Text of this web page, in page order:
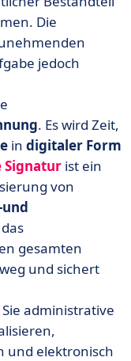
ist das
werden?
der
Alles zur
Verwalten und
ins Digitale
Die
jedoch
. Es wird Zeit,
in digitaler Form
Signatur ist ein
von
und
gesamten
und sichert
administrative
und elektronisch